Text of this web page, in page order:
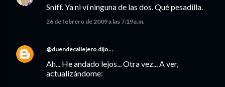
Sniff. Ya ni ví ninguna de las dos. Qué pesadilla.
26 de febrero de 2009 a las 7:19 a.m.
@duendecallejero dijo…
Ah... He andado lejos... Otra vez... A ver,
actualizándome: